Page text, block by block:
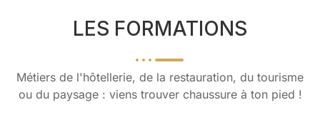
LES FORMATIONS
Métiers de l'hôtellerie, de la restauration, du tourisme
ou du paysage : viens trouver chaussure à ton pied !